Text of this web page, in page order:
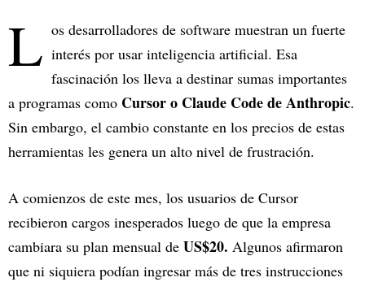
L os desarrolladores de software muestran un fuerte
interés por usar inteligencia artificial. Esa
fascinación los lleva a destinar sumas importantes
a programas como Cursor o Claude Code de Anthropic.
Sin embargo, el cambio constante en los precios de estas
herramientas les genera un alto nivel de frustración.
A comienzos de este mes, los usuarios de Cursor
recibieron cargos inesperados luego de que la empresa
cambiara su plan mensual de US$20. Algunos afirmaron
que ni siquiera podían ingresar más de tres instrucciones